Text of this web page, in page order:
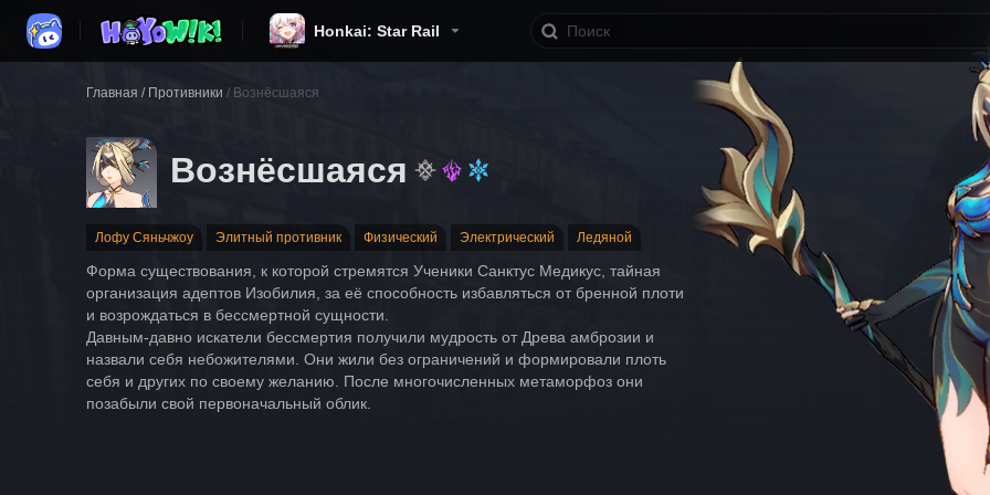
Honkai: Star Rail
Главная / Противники / Вознёсшаяся
Вознёсшаяся
Лофу Сяньчжоу Элитный противник Физический Электрический Ледяной
Форма существования, к которой стремятся Ученики Санктус Медикус, тайная
организация адептов Изобилия, за её способность избавляться от бренной плоти
и возрождаться в бессмертной сущности.
Давным-давно искатели бессмертия получили мудрость от Древа амброзии и
назвали себя небожителями. Они жили без ограничений и формировали плоть
себя и других по своему желанию. После многочисленных метаморфоз они
позабыли свой первоначальный облик.